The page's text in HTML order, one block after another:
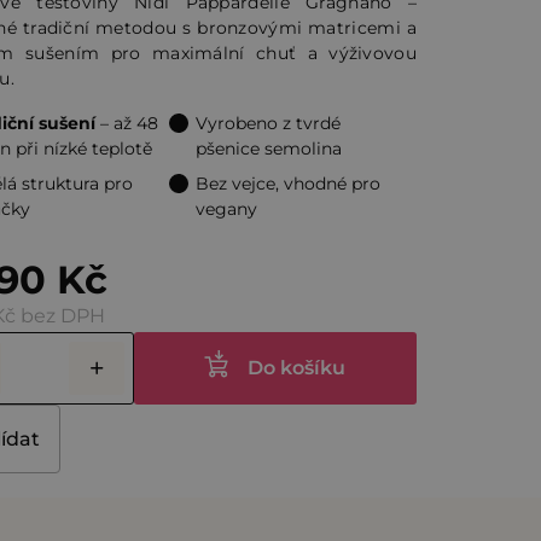
tradiční metodou s bronzovými matricemi a
sušením pro maximální chuť a výživovou
sušení– až 48
při nízké teplotě
Vyrobeno z tvrdé
pšenice semolina
struktura pro
Bez vejce, vhodné pro
vegany
Kč
bez DPH
Do košíku